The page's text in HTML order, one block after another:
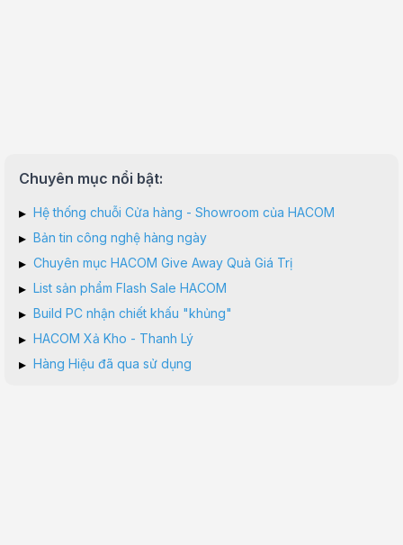
Chuyên mục nổi bật:
▸ Hệ thống chuỗi Cửa hàng - Showroom của HACOM
▸ Bản tin công nghệ hàng ngày
▸ Chuyên mục HACOM Give Away Quà Giá Trị
▸ List sản phẩm Flash Sale HACOM
▸ Build PC nhận chiết khấu "khủng"
▸ HACOM Xả Kho - Thanh Lý
▸ Hàng Hiệu đã qua sử dụng